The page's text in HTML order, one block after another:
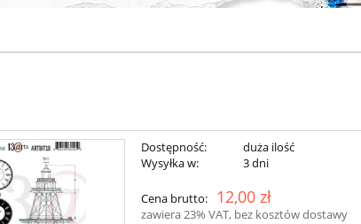
Dostępność:
duża ilość
Wysyłka w:
3 dni
Cena brutto: 12,00 zł
zawiera 23% VAT, bez kosztów dostawy